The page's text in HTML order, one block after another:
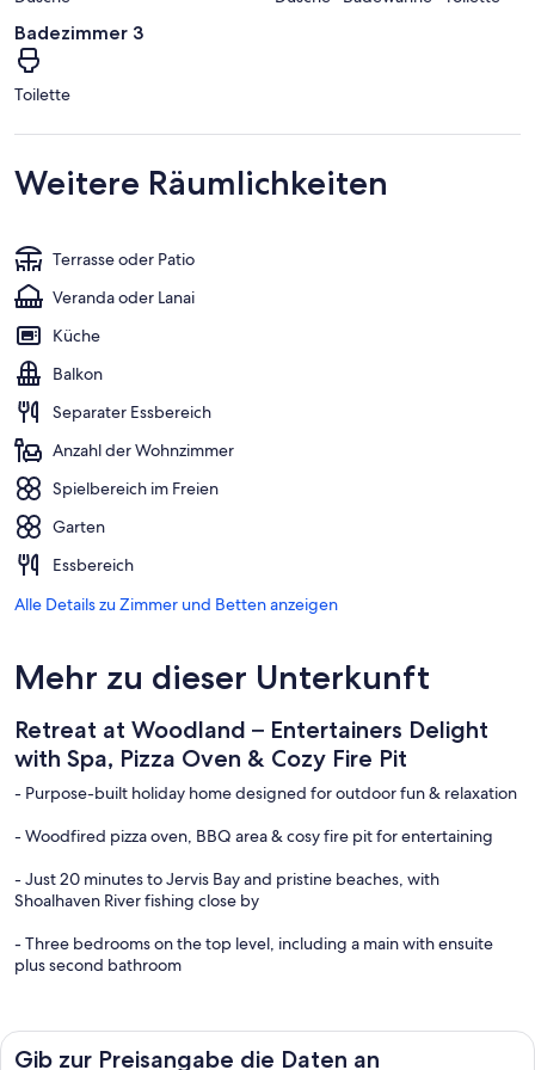
Badezimmer 3
Toilette
Weitere Räumlichkeiten
Terrasse oder Patio
Veranda oder Lanai
Küche
Balkon
Separater Essbereich
Anzahl der Wohnzimmer
Spielbereich im Freien
Garten
Essbereich
Alle Details zu Zimmer und Betten anzeigen
Mehr zu dieser Unterkunft
Retreat at Woodland – Entertainers Delight
with Spa, Pizza Oven & Cozy Fire Pit
- Purpose-built holiday home designed for outdoor fun & relaxation
- Woodfired pizza oven, BBQ area & cosy fire pit for entertaining
- Just 20 minutes to Jervis Bay and pristine beaches, with
Shoalhaven River fishing close by
- Three bedrooms on the top level, including a main with ensuite
plus second bathroom
flow to alfresco dining
Gib zur Preisangabe die Daten an